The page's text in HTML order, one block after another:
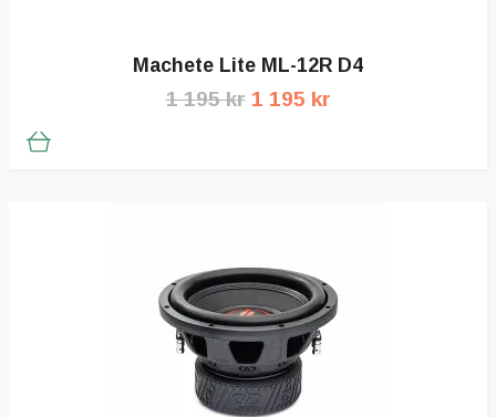
Machete Lite ML-12R D4
1 195 kr 1 195 kr